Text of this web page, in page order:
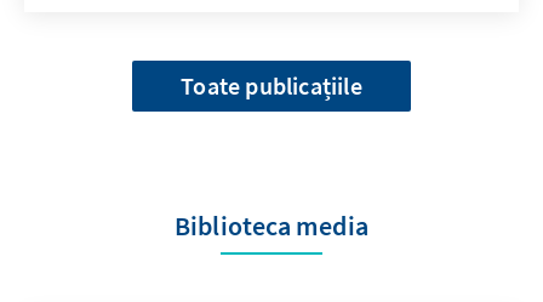
Toate publicațiile
Biblioteca media